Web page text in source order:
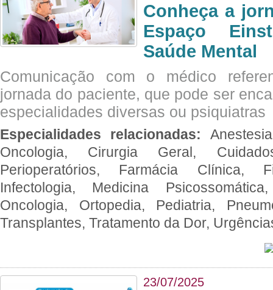
Conheça a
Espaço
Saúde Mental
Comunicação com o médico
jornada do paciente, que pode ser
especialidades diversas ou psiquiatras
Especialidades relacionadas:
Oncologia, Cirurgia Geral,
Perioperatórios, Farmácia Clínica,
Infectologia, Medicina
Oncologia, Ortopedia, Pediatria,
Transplantes, Tratamento da Dor,
23/07/2025